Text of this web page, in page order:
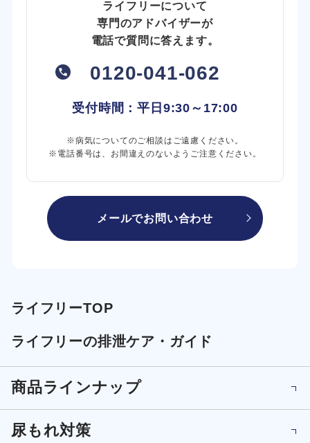
ライフリーについて
専門のアドバイザーが
電話で質問に答えます。
0120-041-062
受付時間：平日 9:30～17:00
※病気についてのご相談はご遠慮ください。
※電話番号は、お間違えのないようご注意ください。
メールでお問い合わせ
ライフリーTOP
ライフリーの排泄ケア・ガイド
商品ラインナップ
尿もれ対策